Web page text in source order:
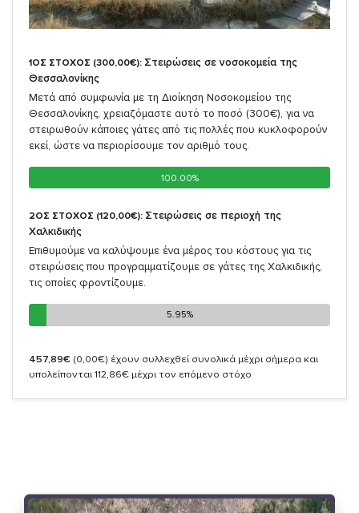
1ΟΣ ΣΤΟΧΟΣ (300,00€): Στειρώσεις σε νοσοκομεία της
Θεσσαλονίκης
Μετά από συμφωνία με τη Διοίκηση Νοσοκομείου της
Θεσσαλονίκης, χρειαζόμαστε αυτό το ποσό (300€), για να
στειρωθούν κάποιες γάτες από τις πολλές που κυκλοφορούν
εκεί, ώστε να περιορίσουμε τον αριθμό τους.
100.00%
100.00%
2ΟΣ ΣΤΟΧΟΣ (120,00€): Στειρώσεις σε περιοχή της
Χαλκιδικής
Επιθυμούμε να καλύψουμε ένα μέρος του κόστους για τις
στειρώσεις που προγραμματίζουμε σε γάτες της Χαλκιδικής,
τις οποίες φροντίζουμε.
5.95%
5.95%
457,89€ (0,00€) έχουν συλλεχθεί συνολικά μέχρι σήμερα και
υπολείπονται 112,86€ μέχρι τον επόμενο στόχο